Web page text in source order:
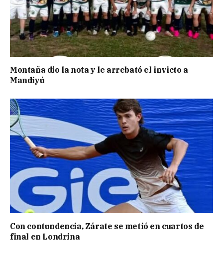
Montaña dio la nota y le arrebató el invicto a
Mandiyú
Con contundencia, Zárate se metió en cuartos de
final en Londrina